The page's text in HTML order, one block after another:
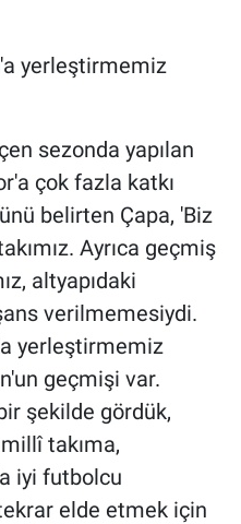
yerleştirmemiz
sezonda yapılan
çok fazla katkı
belirten Çapa, 'Biz
Ayrıca geçmiş
altyapıdaki
verilmemesiydi.
yerleştirmemiz
geçmişi var.
şekilde gördük,
takıma,
iyi futbolcu
elde etmek için